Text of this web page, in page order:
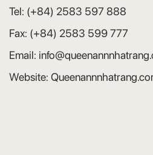
정책만
12세 이상 어린이는 성인
객실 내 흡연 시 벌금이
Add:100 Tran Phu, Nha Trang
Province
Tel:(+84) 2583 597 888